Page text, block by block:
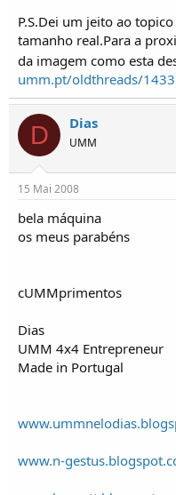
P.S.Dei um jeito ao
tamanho real.Para a
da imagem como esta
umm.pt/oldthreads/1433
D Dias
UMM
15 Mai 2008
bela máquina
os meus parabéns
cUMMprimentos
Dias
UMM 4x4 Entrepreneur
Made in Portugal
www.n-